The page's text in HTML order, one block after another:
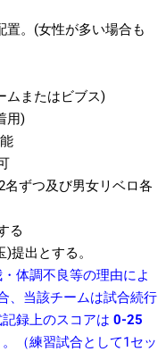
。(女性が多い場合も
ムまたはビブス)
用)
ずつ及び男女リベロ各
る
出とする。
体調不良等の理由によ
、当該チームは試合続行
録上のスコアは 0-25
（練習試合として1セッ